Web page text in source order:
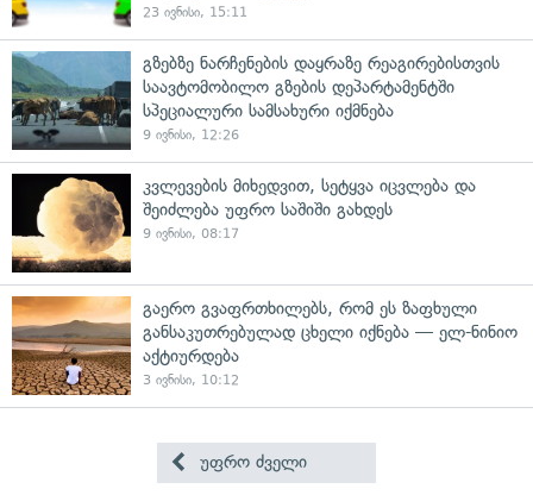
23 ივნისი, 15:11
გზებზე ნარჩენების დაყრაზე რეაგირებისთვის
საავტომობილო გზების დეპარტამენტში
სპეციალური სამსახური იქმნება
9 ივნისი, 12:26
კვლევების მიხედვით, სეტყვა იცვლება და
შეიძლება უფრო საშიში გახდეს
9 ივნისი, 08:17
გაერო გვაფრთხილებს, რომ ეს ზაფხული
განსაკუთრებულად ცხელი იქნება — ელ-ნინიო
აქტიურდება
3 ივნისი, 10:12
უფრო ძველი